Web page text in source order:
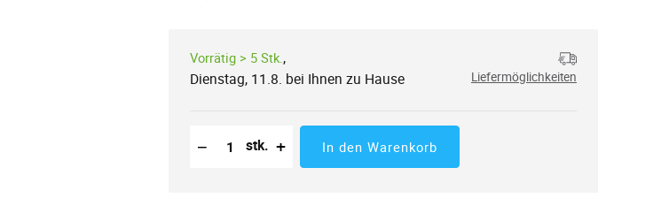
Vorrätig > 5 Stk. ,
Dienstag, 11.8. bei Ihnen zu Hause
Liefermöglichkeiten
−
Reduzierung der Menge
Anzahl der Stücke
stk. + In den Warenkorb